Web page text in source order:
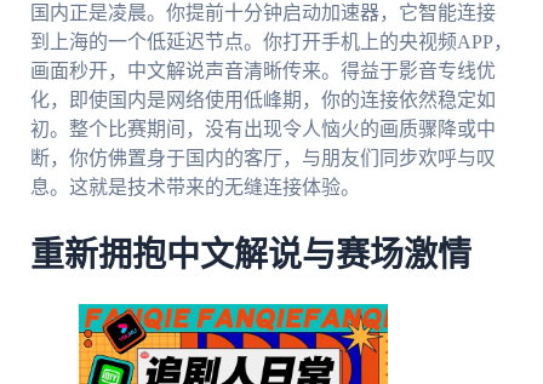
国内正是凌晨。你提前十分钟启动加速器，它智能连接
到上海的一个低延迟节点。你打开手机上的央视频APP，
画面秒开，中文解说声音清晰传来。得益于影音专线优
化，即使国内是网络使用低峰期，你的连接依然稳定如
初。整个比赛期间，没有出现令人恼火的画质骤降或中
断，你仿佛置身于国内的客厅，与朋友们同步欢呼与叹
息。这就是技术带来的无缝连接体验。
重新拥抱中文解说与赛场激情